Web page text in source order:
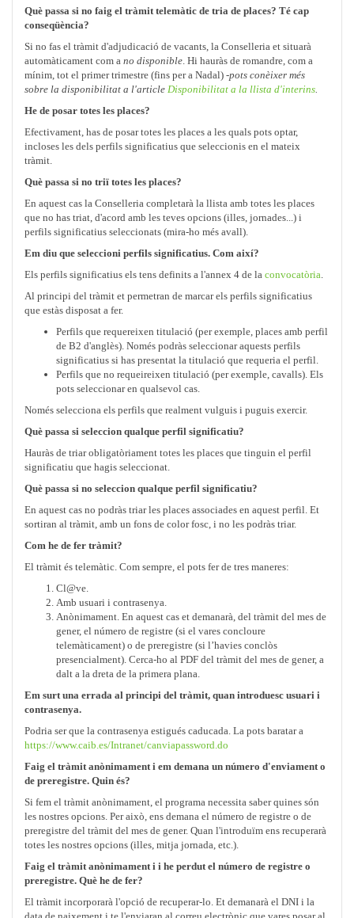
Què passa si no faig el tràmit telemàtic de tria de places? Té cap
conseqüència?
Si no fas el tràmit d'adjudicació de vacants, la Conselleria et situarà
automàticament com a no disponible. Hi hauràs de romandre, com a
mínim, tot el primer trimestre (fins per a Nadal) -pots conèixer més
sobre la disponibilitat a l'article Disponibilitat a la llista d'interins.
He de posar totes les places?
Efectivament, has de posar totes les places a les quals pots optar,
incloses les dels perfils significatius que seleccionis en el mateix
tràmit.
Què passa si no triï totes les places?
En aquest cas la Conselleria completarà la llista amb totes les places
que no has triat, d'acord amb les teves opcions (illes, jornades...) i
perfils significatius seleccionats (mira-ho més avall).
Em diu que seleccioni perfils significatius. Com així?
Els perfils significatius els tens definits a l'annex 4 de la convocatòria.
Al principi del tràmit et permetran de marcar els perfils significatius
que estàs disposat a fer.
Perfils que requereixen titulació (per exemple, places amb perfil
de B2 d'anglès). Només podràs seleccionar aquests perfils
significatius si has presentat la titulació que requeria el perfil.
Perfils que no requeireixen titulació (per exemple, cavalls). Els
pots seleccionar en qualsevol cas.
Només selecciona els perfils que realment vulguis i puguis exercir.
Què passa si seleccion qualque perfil significatiu?
Hauràs de triar obligatòriament totes les places que tinguin el perfil
significatiu que hagis seleccionat.
Què passa si no seleccion qualque perfil significatiu?
En aquest cas no podràs triar les places associades en aquest perfil. Et
sortiran al tràmit, amb un fons de color fosc, i no les podràs triar.
Com he de fer tràmit?
El tràmit és telemàtic. Com sempre, el pots fer de tres maneres:
Cl@ve.
Amb usuari i contrasenya.
Anònimament. En aquest cas et demanarà, del tràmit del mes de
gener, el número de registre (si el vares concloure
telemàticament) o de preregistre (si l’havies conclòs
presencialment). Cerca-ho al PDF del tràmit del mes de gener, a
dalt a la dreta de la primera plana.
Em surt una errada al principi del tràmit, quan introduesc usuari i
contrasenya.
Podria ser que la contrasenya estigués caducada. La pots baratar a
https://www.caib.es/Intranet/canviapassword.do
Faig el tràmit anònimament i em demana un número d'enviament o
de preregistre. Quin és?
Si fem el tràmit anònimament, el programa necessita saber quines són
les nostres opcions. Per això, ens demana el número de registre o de
preregistre del tràmit del mes de gener. Quan l'introduïm ens recuperarà
totes les nostres opcions (illes, mitja jornada, etc.).
Faig el tràmit anònimament i i he perdut el número de registre o
preregistre. Què he de fer?
El tràmit incorporarà l'opció de recuperar-lo. Et demanarà el DNI i la